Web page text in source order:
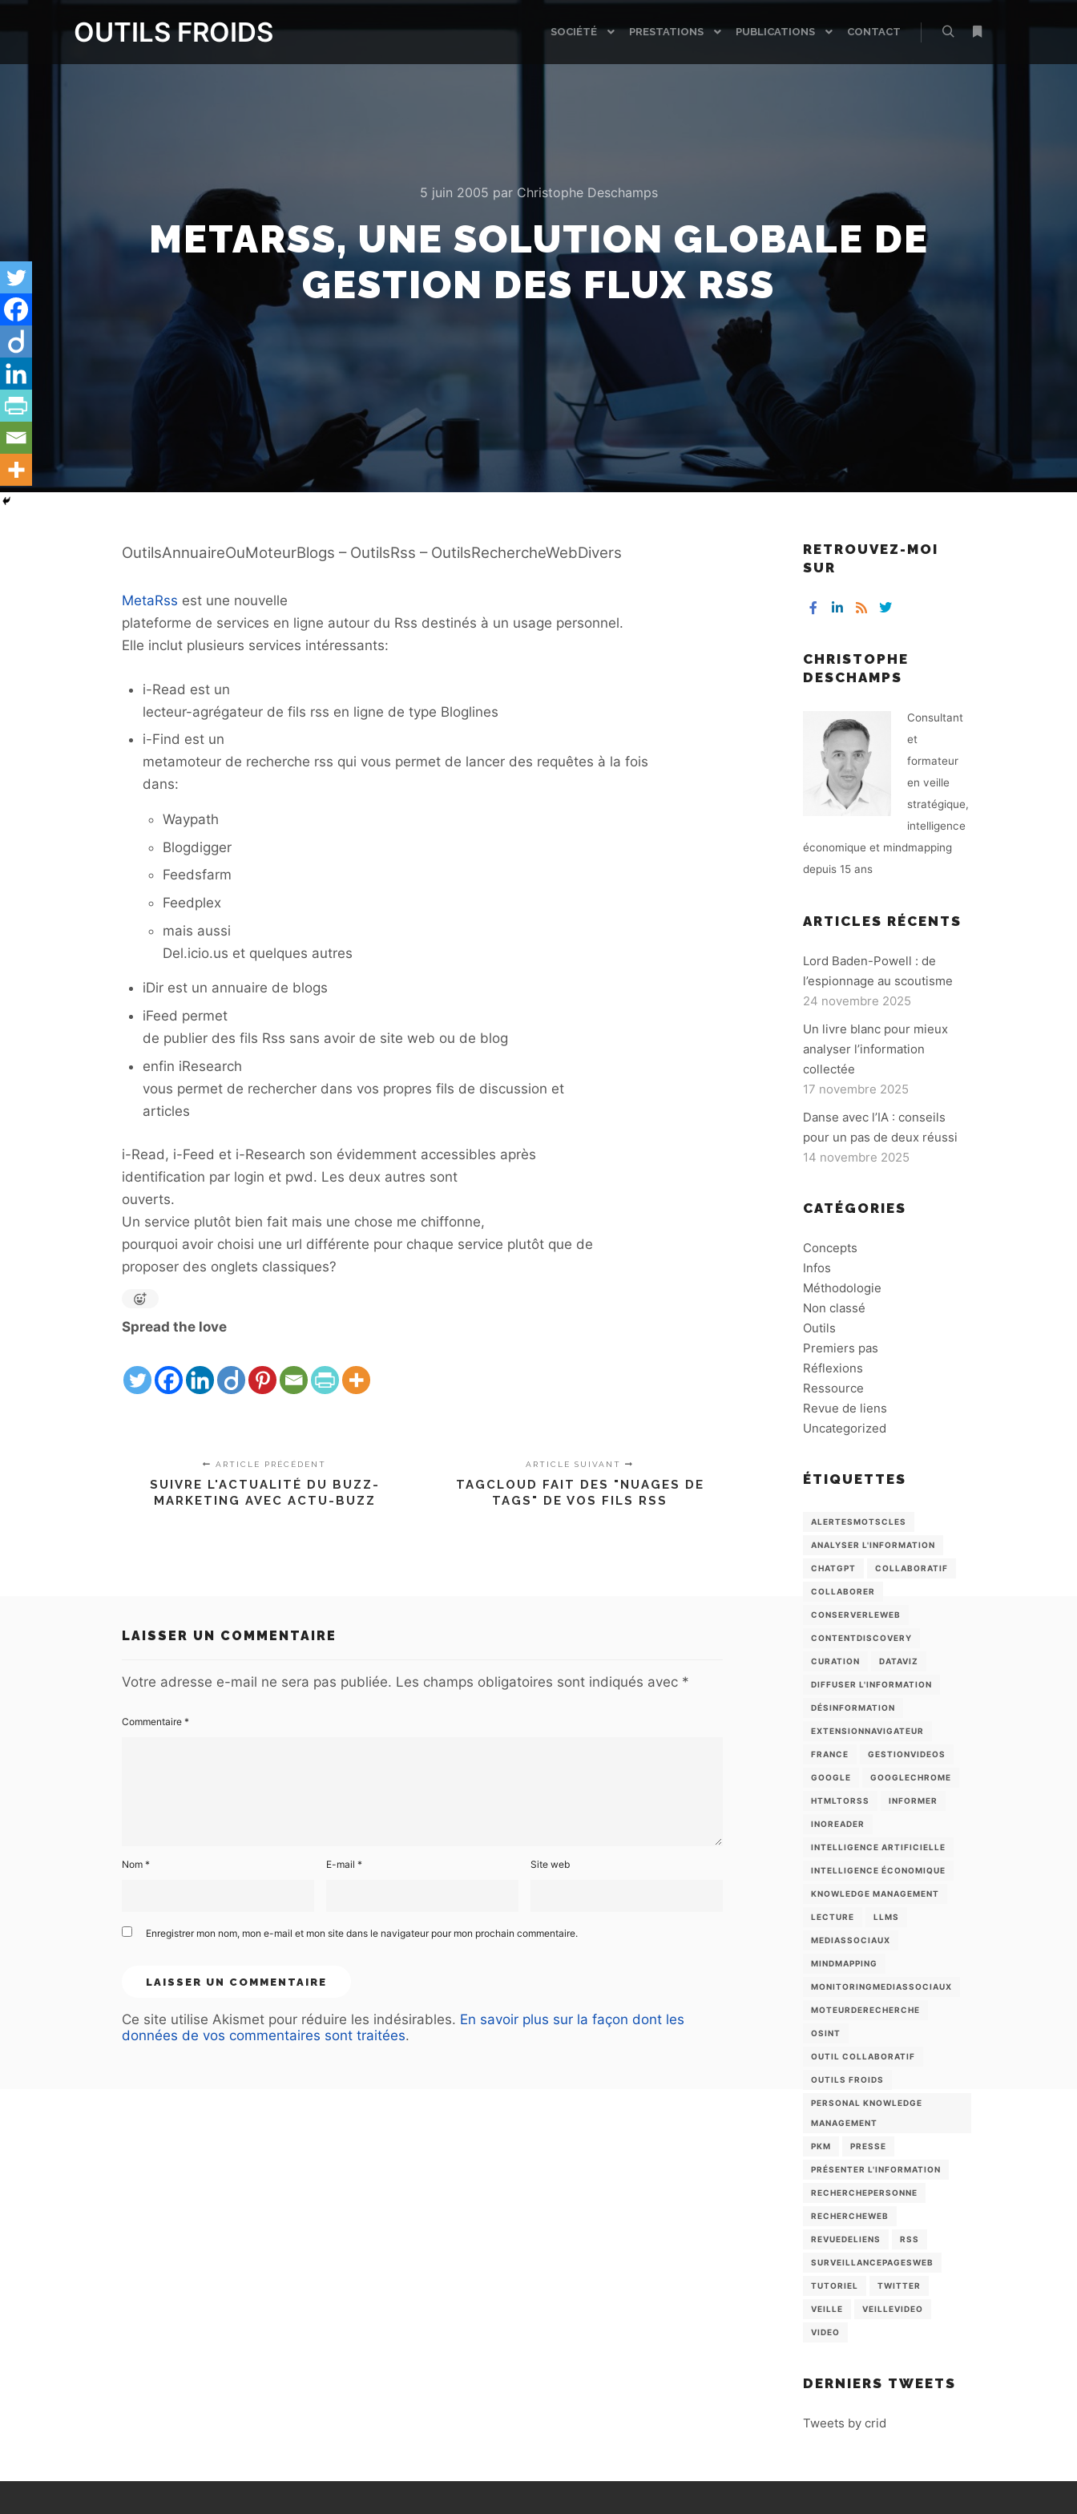
OUTILS FROIDS SOCIÉTÉ PRESTATIONS PUBLICATIONS
CONTACT
5 juin 2005 par Christophe Deschamps
METARSS, UNE SOLUTION GLOBALE DE
GESTION DES FLUX RSS
OutilsAnnuaireOuMoteurBlogs – OutilsRss – OutilsRechercheWebDivers
MetaRss est une nouvelle
plateforme de services en ligne autour du Rss destinés à un usage personnel.
Elle inclut plusieurs services intéressants:
i-Read est un
lecteur-agrégateur de fils rss en ligne de type Bloglines
i-Find est un
metamoteur de recherche rss qui vous permet de lancer des requêtes à la fois
dans:
Waypath
Blogdigger
Feedsfarm
Feedplex
mais aussi
Del.icio.us et quelques autres
iDir est un annuaire de blogs
iFeed permet
de publier des fils Rss sans avoir de site web ou de blog
enfin iResearch
vous permet de rechercher dans vos propres fils de discussion et
articles
i-Read, i-Feed et i-Research son évidemment accessibles après
identification par login et pwd. Les deux autres sont
ouverts.
Un service plutôt bien fait mais une chose me chiffonne,
pourquoi avoir choisi une url différente pour chaque service plutôt que de
proposer des onglets classiques?
Spread the love
ARTICLE PRÉCÉDENT
SUIVRE L'ACTUALITÉ DU BUZZ-
MARKETING AVEC ACTU-BUZZ
ARTICLE SUIVANT
TAGCLOUD FAIT DES "NUAGES DE
TAGS" DE VOS FILS RSS
LAISSER UN COMMENTAIRE
Votre adresse e-mail ne sera pas publiée. Les champs obligatoires sont indiqués avec *
Commentaire *
Nom * E-mail * Site web
Enregistrer mon nom, mon e-mail et mon site dans le navigateur pour mon prochain commentaire.
Ce site utilise Akismet pour réduire les indésirables. En savoir plus sur la façon dont les
données de vos commentaires sont traitées.
RETROUVEZ-MOI
SUR
CHRISTOPHE
DESCHAMPS
Consultant
et
formateur
en veille
stratégique,
intelligence
économique et mindmapping
depuis 15 ans
ARTICLES RÉCENTS
Lord Baden-Powell : de
l’espionnage au scoutisme
24 novembre 2025
Un livre blanc pour mieux
analyser l’information
collectée
17 novembre 2025
Danse avec l’IA : conseils
pour un pas de deux réussi
14 novembre 2025
CATÉGORIES
Concepts
Infos
Méthodologie
Non classé
Outils
Premiers pas
Réflexions
Ressource
Revue de liens
Uncategorized
ÉTIQUETTES
ALERTESMOTSCLES
ANALYSER L'INFORMATION
CHATGPT COLLABORATIF
COLLABORER
CONSERVERLEWEB
CONTENTDISCOVERY
CURATION DATAVIZ
DIFFUSER L'INFORMATION
DÉSINFORMATION
EXTENSIONNAVIGATEUR
FRANCE GESTIONVIDEOS
GOOGLE GOOGLECHROME
HTMLTORSS INFORMER
INOREADER
INTELLIGENCE ARTIFICIELLE
INTELLIGENCE ÉCONOMIQUE
KNOWLEDGE MANAGEMENT
LECTURE LLMS
MEDIASSOCIAUX
MINDMAPPING
MONITORINGMEDIASSOCIAUX
MOTEURDERECHERCHE
OSINT
OUTIL COLLABORATIF
OUTILS FROIDS
PERSONAL KNOWLEDGE
MANAGEMENT
PKM PRESSE
PRÉSENTER L'INFORMATION
RECHERCHEPERSONNE
RECHERCHEWEB
REVUEDELIENS RSS
SURVEILLANCEPAGESWEB
TUTORIEL TWITTER
VEILLE VEILLEVIDEO
VIDEO
DERNIERS TWEETS
Tweets by crid